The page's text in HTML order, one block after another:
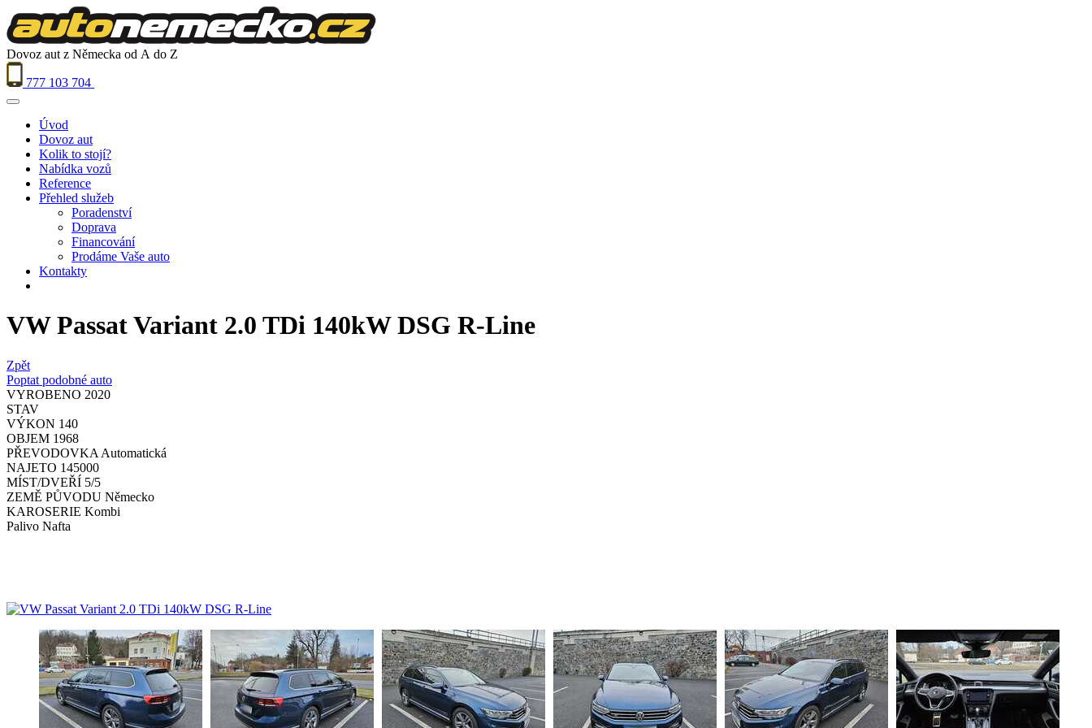
Dovoz aut z Německa od A do Z
777 103 704
Úvod
Dovoz aut
Kolik to stojí?
Nabídka vozů
Reference
Přehled služeb
Poradenství
Doprava
Financování
Prodáme Vaše auto
Kontakty
VW Passat Variant 2.0 TDi 140kW DSG R-Line
Zpět
Poptat podobné auto
VYROBENO 2020
STAV
VÝKON 140
OBJEM 1968
PŘEVODOVKA Automatická
NAJETO 145000
MÍST/DVEŘÍ 5/5
ZEMĚ PŮVODU Německo
KAROSERIE Kombi
Palivo Nafta